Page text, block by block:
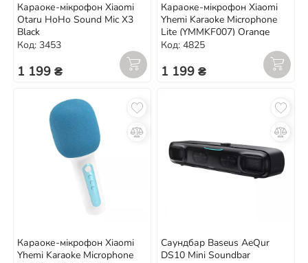
Караоке-мікрофон Xiaomi
Otaru HoHo Sound Mic X3
Black
Код: 3453
1 199 ₴
Караоке-мікрофон Xiaomi
Yhemi Karaoke Microphone
Lite (YMMKF007) Orange
Код: 4825
1 199 ₴
Караоке-мікрофон Xiaomi
Yhemi Karaoke Microphone
Саундбар Baseus AeQur
DS10 Mini Soundbar